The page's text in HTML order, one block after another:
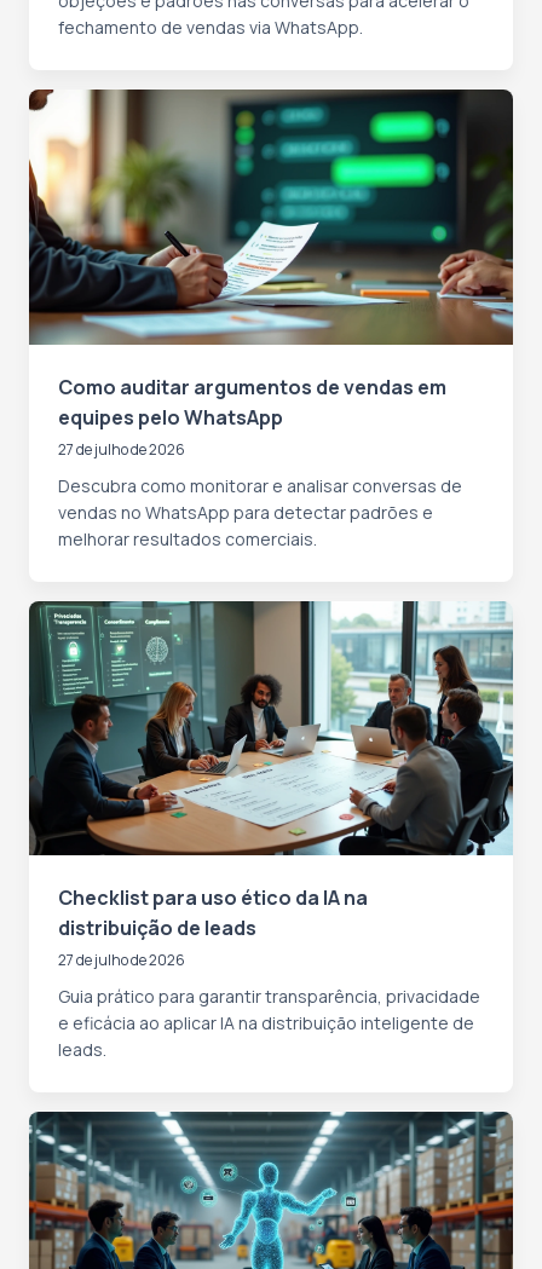
fechamento de vendas via WhatsApp.
Como auditar argumentos de vendas em
equipes pelo WhatsApp
27 de julho de 2026
Descubra como monitorar e analisar conversas de
vendas no WhatsApp para detectar padrões e
melhorar resultados comerciais.
Checklist para uso ético da IA na
distribuição de leads
27 de julho de 2026
Guia prático para garantir transparência, privacidade
e eficácia ao aplicar IA na distribuição inteligente de
leads.